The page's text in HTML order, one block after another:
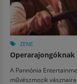
ZENE
Operarajongóknak
A Pannónia
művészmozik